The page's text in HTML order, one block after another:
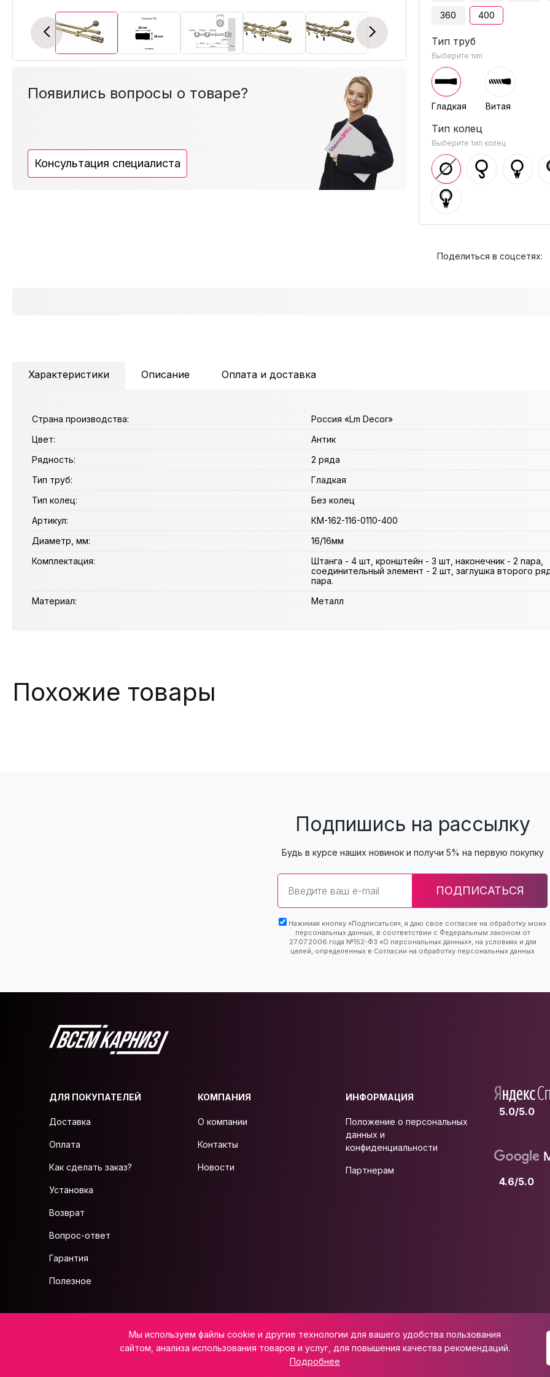
Previous Next
Появились вопросы о товаре?
Консультация специалиста
360 400
Тип труб
Выберите тип
Гладкая Витая
Тип колец
Выберите тип колец
Поделиться в соцсетях:
Характеристики Описание Оплата и доставка
Страна производства:
Россия «Lm Decor»
Цвет:
Антик
Рядность:
2 ряда
Тип труб:
Гладкая
Тип колец:
Без колец
Артикул:
КМ-162-116-0110-400
Диаметр, мм:
16/16мм
Комплектация:
Штанга - 4 шт, кронштейн - 3 шт, наконечник - 2 пара,
соединительный элемент - 2 шт, заглушка второго
пара.
Материал:
Металл
Похожие товары
Подпишись на рассылку
Будь в курсе наших новинок и получи 5% на первую покупку
Email
ПОДПИСАТЬСЯ
Нажимая кнопку «Подписаться», я даю свое согласие на обработку моих
персональных данных, в соответствии с Федеральным законом от
27.07.2006 года №152-ФЗ «О персональных данных», на условиях и для
целей, определенных в Согласии на обработку персональных данных
Мы используем файлы cookie и другие технологии для вашего удобства пользования
сайтом, анализа использования товаров и услуг, для повышения качества рекомендаций.
Подробнее
ДЛЯ ПОКУПАТЕЛЕЙ
Доставка
Оплата
Как сделать заказ?
Установка
Возврат
Вопрос-ответ
Гарантия
Полезное
КОМПАНИЯ
О компании
Контакты
Новости
ИНФОРМАЦИЯ
Положение о персональных
данных и
конфиденциальности
Партнерам
5.0/5.0
4.6/5.0
Юридический адрес: 359225, Калмыкия Респ, р-н Лаганский, с. Северное, ул. Школьная, д. 47
info@vsemkarniz.ru